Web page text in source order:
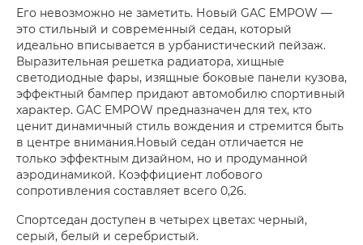
Его невозможно не заметить. Новый GAC EMPOW —
это стильный и современный седан, который
идеально вписывается в урбанистический пейзаж.
Выразительная решетка радиатора, хищные
светодиодные фары, изящные боковые панели кузова,
эффектный бампер придают автомобилю спортивный
характер. GAC EMPOW предназначен для тех, кто
ценит динамичный стиль вождения и стремится быть
в центре внимания.Новый седан отличается не
только эффектным дизайном, но и продуманной
аэродинамикой. Коэффициент лобового
сопротивления составляет всего 0,26.
Спортседан доступен в четырех цветах: черный,
серый, белый и серебристый.